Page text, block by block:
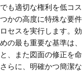
でも適切な権利を低コ
つかの高度に特殊な要
ロセスを実行します。
めの最も重要な基準は
と、また図面の修正を
さらに、明確かつ簡潔